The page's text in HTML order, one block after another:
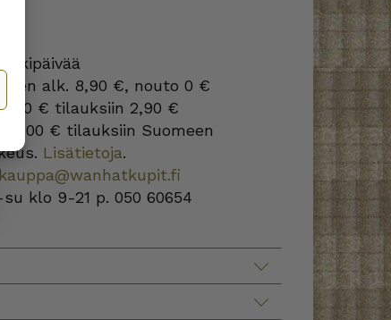
alk. 8,90 €, nouto 0 €
20 € tilauksiin 2,90 €
yli 100 € tilauksiin Suomeen
Lisätietoja.
klo 9-21 p. 050 60654